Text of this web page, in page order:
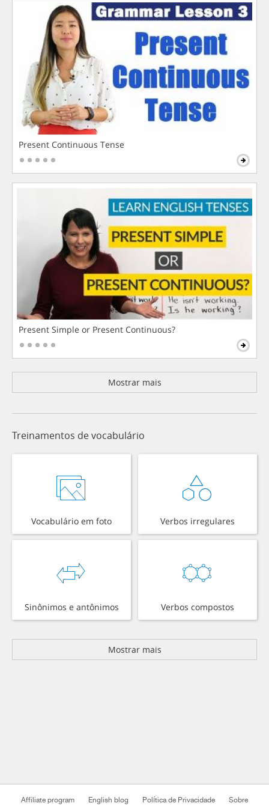
Present Continuous Tense
Present Simple or Present Continuous?
Mostrar mais
Treinamentos de vocabulário
Vocabulário em foto Verbos irregulares
Sinônimos e antônimos Verbos compostos
Mostrar mais
Affiliate program English blog Política de Privacidade Sobre